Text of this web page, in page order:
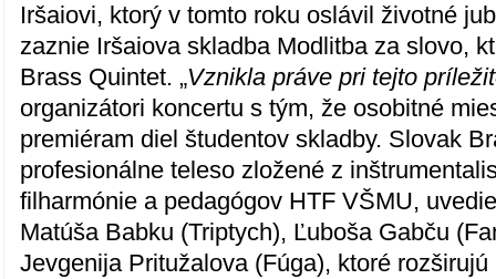
Iršaiovi, ktorý v tomto roku oslávil životné
zaznie Iršaiova skladba Modlitba za slovo,
Brass Quintet. „Vznikla práve pri tejto
organizátori koncertu s tým, že osobitné
premiéram diel študentov skladby. Slovak
profesionálne teleso zložené z
filharmónie a pedagógov HTF VŠMU,
Matúša Babku (Triptych), Ľuboša Gabču
Jevgenija Pritužalova (Fúga), ktoré rozširujú